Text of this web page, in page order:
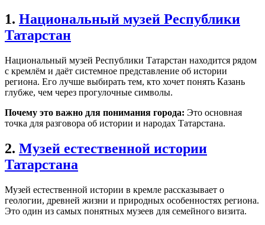
1. Национальный музей Республики
Татарстан
Национальный музей Республики Татарстан находится рядом
с кремлём и даёт системное представление об истории
региона. Его лучше выбирать тем, кто хочет понять Казань
глубже, чем через прогулочные символы.
Почему это важно для понимания города: Это основная
точка для разговора об истории и народах Татарстана.
2. Музей естественной истории
Татарстана
Музей естественной истории в кремле рассказывает о
геологии, древней жизни и природных особенностях региона.
Это один из самых понятных музеев для семейного визита.